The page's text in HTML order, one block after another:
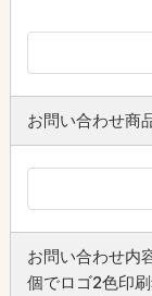
お問い合わせ商
お問い合わせ内
個でロゴ2色印刷